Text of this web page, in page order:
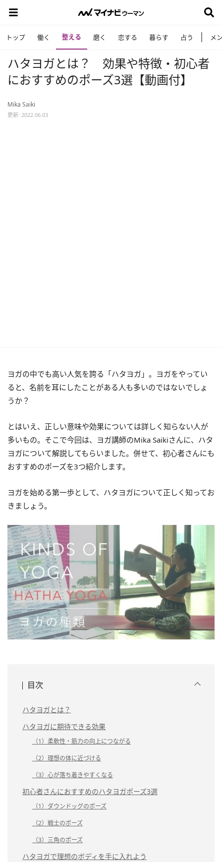
トップ 働く 整える 磨く 恋する 暮らす 占う メ
ハタヨガとは？ 効果や特徴・初心者
におすすめのポーズ3選【動画付】
Mika Saiki
更新: 2022.06.03
ヨガの中でも高い人気を誇る「ハタヨガ」。ヨガをやってい
ると、名前を耳にしたことがある人も多いのではないでしょ
うか？
とはいえ、正しい意味や効果については詳しく知らない人が
多いもの。そこで今回は、ヨガ講師のMika Saikiさんに、ハタ
ヨガについて解説してもらいました。併せて、初心者さんにも
おすすめのポーズを3つ紹介します。
ヨガを始める第一歩として、ハタヨガについて正しく知ってお
きましょう。
目次
ハタヨガとは？
ハタヨガに期待できる効果
（1）柔軟性・筋力の向上につながる
（2）理想の体に近づける
（3）心が落ち着きやすくなる
初心者さんにおすすめのハタヨガポーズ3選
（1）ダウンドッグのポーズ
（2）戦士のポーズ
（3）三角のポーズ
ハタヨガで理想のボディを手に入れよう